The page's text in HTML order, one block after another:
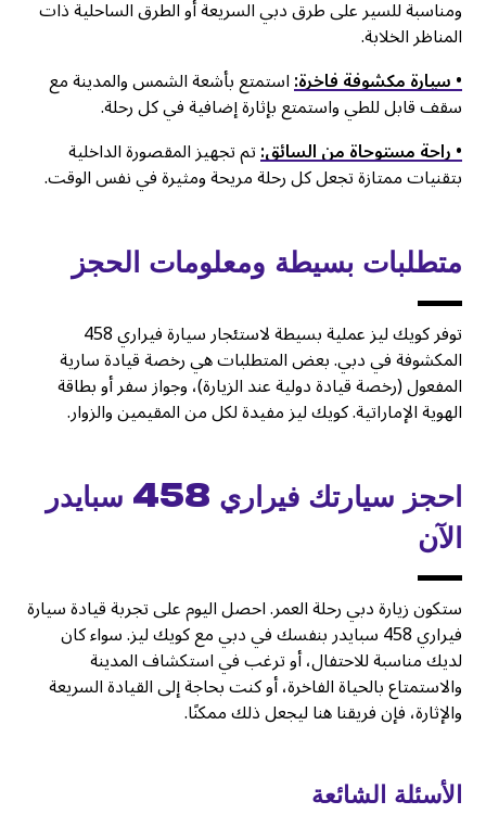
ومناسبة للسير على طرق دبي السريعة أو الطرق الساحلية ذات
المناظر الخلابة.
• سيارة مكشوفة فاخرة:استمتع بأشعة الشمس والمدينة مع
سقف قابل للطي واستمتع بإثارة إضافية في كل رحلة.
• راحة مستوحاة من السائق:تم تجهيز المقصورة الداخلية
بتقنيات ممتازة تجعل كل رحلة مريحة ومثيرة في نفس الوقت.
متطلبات بسيطة ومعلومات الحجز
توفر كويك ليز عملية بسيطة لاستئجار سيارة فيراري 458
المكشوفة في دبي. بعض المتطلبات هي رخصة قيادة سارية
المفعول (رخصة قيادة دولية عند الزيارة)، وجواز سفر أو بطاقة
الهوية الإماراتية. كويك ليز مفيدة لكل من المقيمين والزوار.
احجز سيارتك فيراري 458 سبايدر
الآن
ستكون زيارة دبي رحلة العمر. احصل اليوم على تجربة قيادة سيارة
فيراري 458 سبايدر بنفسك في دبي مع كويك ليز. سواء كان
لديك مناسبة للاحتفال، أو ترغب في استكشاف المدينة
والاستمتاع بالحياة الفاخرة، أو كنت بحاجة إلى القيادة السريعة
والإثارة، فإن فريقنا هنا ليجعل ذلك ممكنًا.
الأسئلة الشائعة